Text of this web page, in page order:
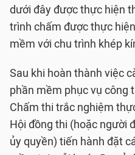
dưới đây được thực hiện
trình chấm được thực
mềm với chu trình khép
Sau khi hoàn thành việc
phần mềm phục vụ công
Chấm thi trắc nghiệm
Hội đồng thi (hoặc người
ủy quyền) tiến hành đặt